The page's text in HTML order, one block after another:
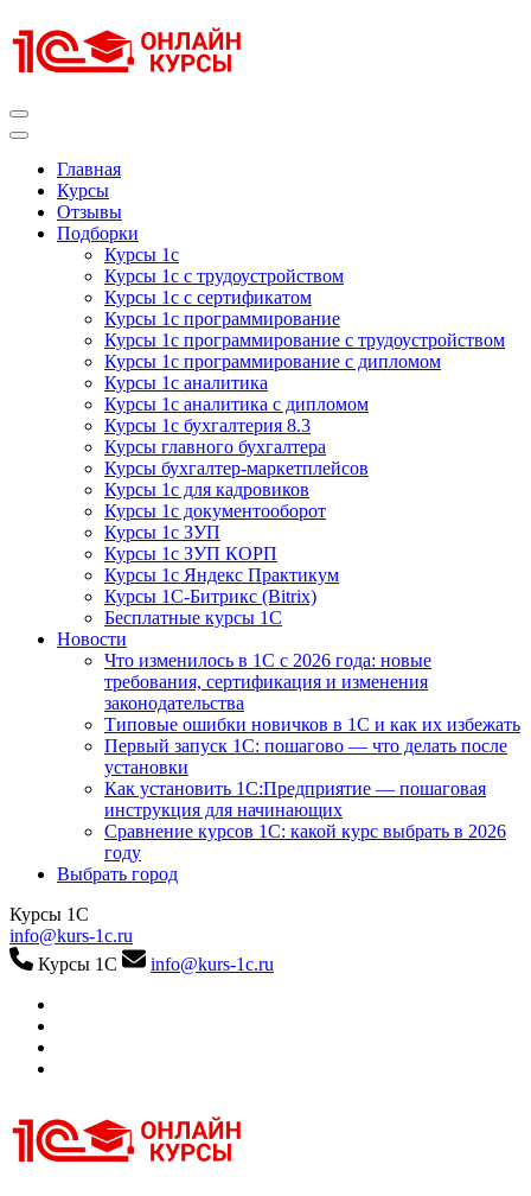
к
содержимому
Главная
Курсы
Отзывы
Подборки
Курсы 1с
Курсы 1с с трудоустройством
Курсы 1с с сертификатом
Курсы 1с программирование
Курсы 1с программирование с трудоустройством
Курсы 1с программирование с дипломом
Курсы 1с аналитика
Курсы 1с аналитика с дипломом
Курсы 1с бухгалтерия 8.3
Курсы главного бухгалтера
Курсы бухгалтер-маркетплейсов
Курсы 1с для кадровиков
Курсы 1с документооборот
Курсы 1с ЗУП
Курсы 1с ЗУП КОРП
Курсы 1с Яндекс Практикум
Курсы 1С-Битрикс (Bitrix)
Бесплатные курсы 1С
Новости
Что изменилось в 1С с 2026 года: новые
требования, сертификация и изменения
законодательства
Типовые ошибки новичков в 1С и как их избежать
Первый запуск 1С: пошагово — что делать после
установки
Как установить 1С:Предприятие — пошаговая
инструкция для начинающих
Сравнение курсов 1С: какой курс выбрать в 2026
году
Выбрать город
Курсы 1С
info@kurs-1c.ru
Курсы 1С
info@kurs-1c.ru